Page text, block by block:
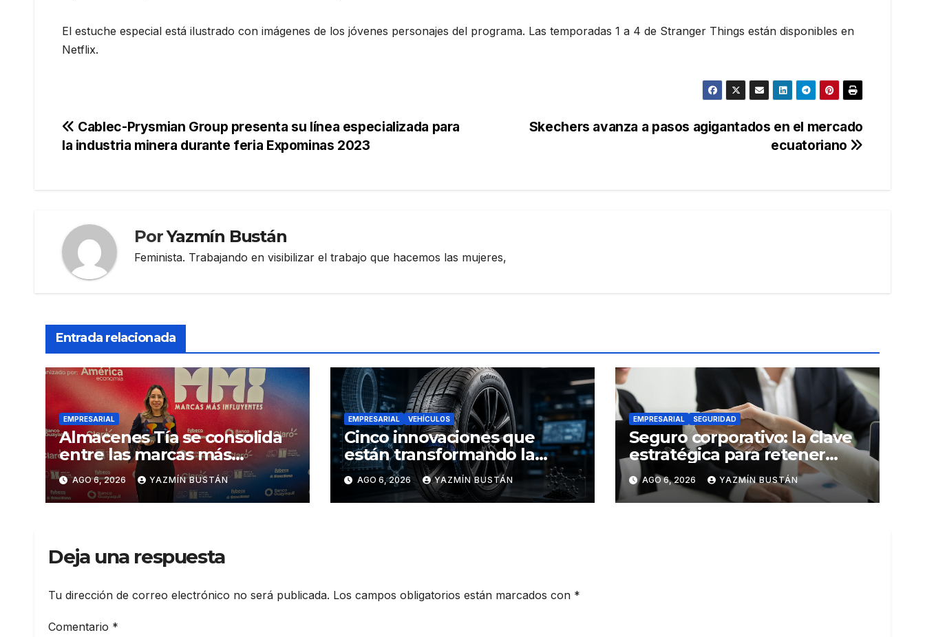
El estuche especial está ilustrado con imágenes de los jóvenes personajes del programa. Las temporadas 1 a 4 de Stranger Things están disponibles en
Netflix.
Navegación
Skechers avanza a pasos agigantados en el mercado
ecuatoriano
Cablec-Prysmian Group presenta su línea especializada para
la industria minera durante feria Expominas 2023
PorYazmín Bustán
Feminista. Trabajando en visibilizar el trabajo que hacemos las mujeres,
Entrada relacionada
EMPRESARIAL
Almacenes Tía se consolida
entre las marcas más
influyentes del Ecuador
AGO 6, 2026 YAZMÍN BUSTÁN
EMPRESARIAL VEHÍCULOS
Cinco innovaciones que
están transformando la
industria de los neumáticos y
redefinen el futuro de la
movilidad
AGO 6, 2026 YAZMÍN BUSTÁN
EMPRESARIAL SEGURIDAD
Seguro corporativo: la clave
estratégica para retener
talento en Ecuador
AGO 6, 2026 YAZMÍN BUSTÁN
Deja una respuesta
Tu dirección de correo electrónico no será publicada. Los campos obligatorios están marcados con *
Comentario *